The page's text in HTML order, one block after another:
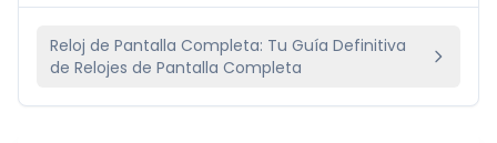
Reloj de Pantalla Completa: Tu Guía Definitiva
de Relojes de Pantalla Completa